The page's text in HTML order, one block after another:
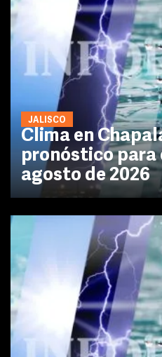
JALISCO
Clima en
pronóstico para
agosto de 2026